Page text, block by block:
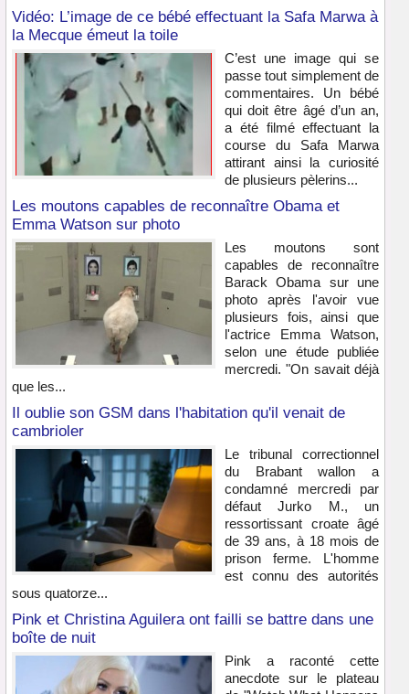
Vidéo: L’image de ce bébé effectuant la Safa Marwa à
la Mecque émeut la toile
C’est une image qui se
passe tout simplement de
commentaires. Un bébé
qui doit être âgé d’un an,
a été filmé effectuant la
course du Safa Marwa
attirant ainsi la curiosité
de plusieurs pèlerins...
Les moutons capables de reconnaître Obama et
Emma Watson sur photo
Les moutons sont
capables de reconnaître
Barack Obama sur une
photo après l'avoir vue
plusieurs fois, ainsi que
l'actrice Emma Watson,
selon une étude publiée
mercredi. "On savait déjà
que les...
Il oublie son GSM dans l'habitation qu'il venait de
cambrioler
Le tribunal correctionnel
du Brabant wallon a
condamné mercredi par
défaut Jurko M., un
ressortissant croate âgé
de 39 ans, à 18 mois de
prison ferme. L'homme
est connu des autorités
sous quatorze...
Pink et Christina Aguilera ont failli se battre dans une
boîte de nuit
Pink a raconté cette
anecdote sur le plateau